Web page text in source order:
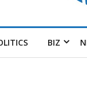
BIZ